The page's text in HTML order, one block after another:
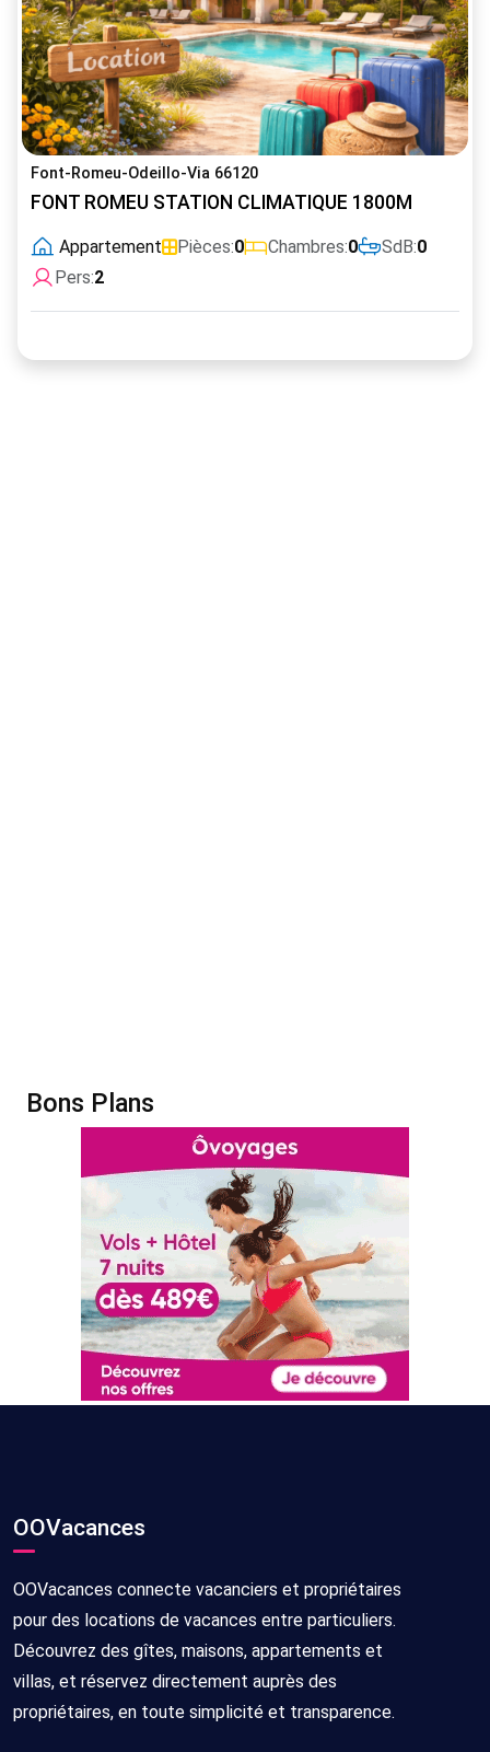
Font-Romeu-Odeillo-Via 66120
FONT ROMEU STATION CLIMATIQUE 1800M
Appartement Pièces:0 Chambres:0 SdB:0
Pers:2
Bons Plans
OOVacances
OOVacances connecte vacanciers et propriétaires
pour des locations de vacances entre particuliers.
Découvrez des gîtes, maisons, appartements et
villas, et réservez directement auprès des
propriétaires, en toute simplicité et transparence.